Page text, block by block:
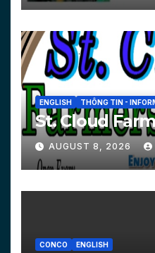
ENGLISH THÔNG TIN -
St. Cloud
AUGUST 8, 2026
CONCO ENGLISH